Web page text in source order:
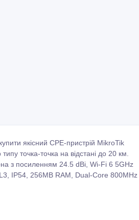
якісний CPE-пристрій MikroTik
точка-точка на відстані до 20 км.
з посиленням 24.5 dBi, Wi-Fi 6 5GHz
IP54, 256MB RAM, Dual-Core 800MHz